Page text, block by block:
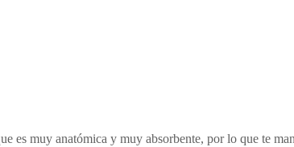
es muy anatómica y muy absorbente, por lo que te